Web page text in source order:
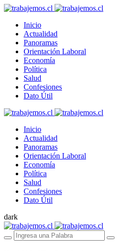
Inicio
Actualidad
Panoramas
Orientación Laboral
Economía
Política
Salud
Confesiones
Dato Útil
Inicio
Actualidad
Panoramas
Orientación Laboral
Economía
Política
Salud
Confesiones
Dato Útil
dark